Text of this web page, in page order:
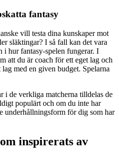
fantasy
vill testa dina kunskaper mot
släktingar? I så fall kan det vara
i hur fantasy-spelen fungerar. I
att du är coach för ett eget lag och
med en given budget. Spelarna
i de verkliga matcherna tilldelas de
populärt och om du inte har
underhållningsform för dig som har
inspirerats av